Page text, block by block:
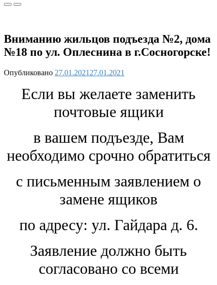
Основное
Основное
Вниманию жильцов подъезда №2, дома
№18 по ул. Оплеснина в г.Сосногорске!
Опубликовано 27.01.2021 27.01.2021
Если вы желаете заменить
почтовые ящики
в вашем подъезде, Вам
необходимо срочно обратиться
с письменным заявлением о
замене ящиков
по адресу: ул. Гайдара д. 6.
Заявление должно быть
согласовано со всеми